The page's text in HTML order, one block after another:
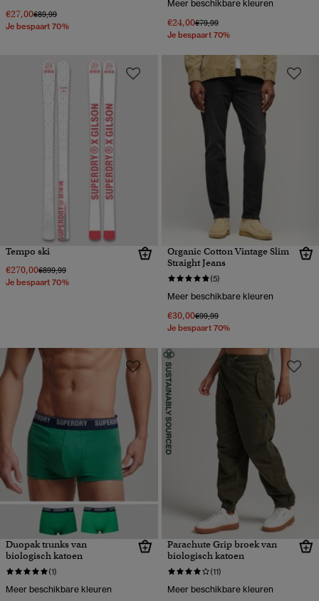
€27,00Prijs verlaagd van
€89,99naar
Je bespaart 70%
Meer beschikbare kleuren
€24,00Prijs verlaagd van
€79,99naar
Je bespaart 70%
Tempo ski
€270,00Prijs verlaagd van
€899,99naar
Je bespaart 70%
Organic Cotton Vintage Slim
Straight Jeans
(5)
Meer beschikbare kleuren
€30,00Prijs verlaagd van
€99,99naar
Je bespaart 70%
Duopak trunks van
biologisch katoen
(1)
Meer beschikbare kleuren
Parachute Grip broek van
biologisch katoen
(11)
Meer beschikbare kleuren